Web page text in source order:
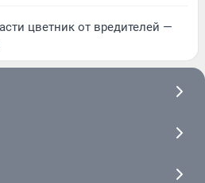
цветник от вредителей —